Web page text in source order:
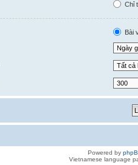
Chỉ
Bài
Powered by
Vietnamese language